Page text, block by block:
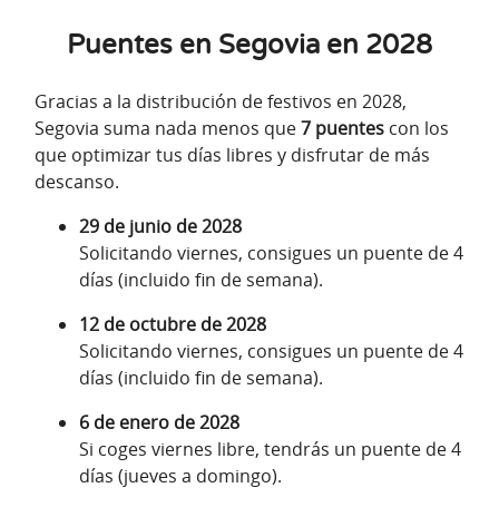
Puentes en Segovia en 2028
Gracias a la distribución de festivos en 2028,
Segovia suma nada menos que7 puentes con los
que optimizar tus días libres y disfrutar de más
descanso.
29 de junio de 2028
Solicitando viernes, consigues un puente de 4
días (incluido fin de semana).
12 de octubre de 2028
Solicitando viernes, consigues un puente de 4
días (incluido fin de semana).
6 de enero de 2028
Si coges viernes libre, tendrás un puente de 4
días (jueves a domingo).